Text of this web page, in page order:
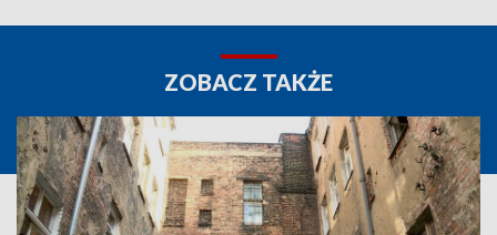
ZOBACZ TAKŻE